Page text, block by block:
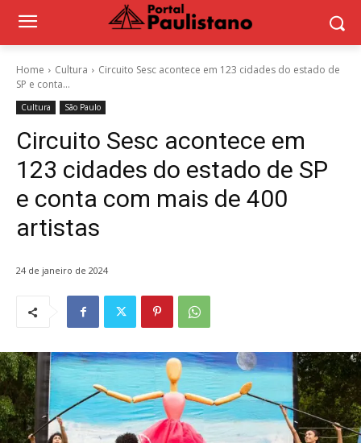
Home Cultura
Circuito Sesc acontece em 123 cidades do estado de
SP e conta...
Cultura São Paulo
Circuito Sesc acontece em
123 cidades do estado de SP
e conta com mais de 400
artistas
24 de janeiro de 2024